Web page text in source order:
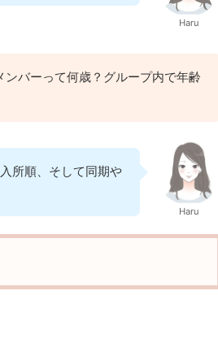
Haru
バーって何歳？グループ内で年齢
所順、そして同期や
Haru